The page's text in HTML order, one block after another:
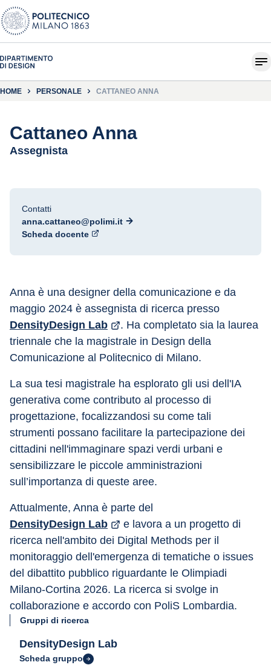
HOME PERSONALE CATTANEO ANNA
Cattaneo Anna
Assegnista
Contatti
anna.cattaneo@polimi.it
Scheda docente
Anna è una designer della comunicazione e da
maggio 2024 è assegnista di ricerca presso
DensityDesign Lab
. Ha completato sia la laurea
triennale che la magistrale in Design della
Comunicazione al Politecnico di Milano.
La sua tesi magistrale ha esplorato gli usi dell'IA
generativa come contributo al processo di
progettazione, focalizzandosi su come tali
strumenti possano facilitare la partecipazione dei
cittadini nell'immaginare spazi verdi urbani e
sensibilizzare le piccole amministrazioni
sull’importanza di queste aree.
Attualmente, Anna è parte del
DensityDesign Lab
e lavora a un progetto di
ricerca nell'ambito dei Digital Methods per il
monitoraggio dell'emergenza di tematiche o issues
del dibattito pubblico riguardante le Olimpiadi
Milano-Cortina 2026. La ricerca si svolge in
collaborazione e accordo con PoliS Lombardia.
Gruppi di ricerca
DensityDesign Lab
Scheda gruppo